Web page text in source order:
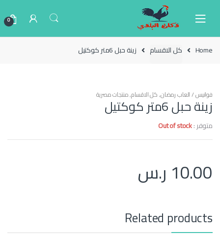
0
Home كل الاقسام زينة حبل 6متر كوكتيل
فوانيس / العاب رمضان,كل الاقسام,منتجات مصرية
زينة حبل 6متر كوكتيل
متوفر :Out of stock
10.00 ر.س
Related products